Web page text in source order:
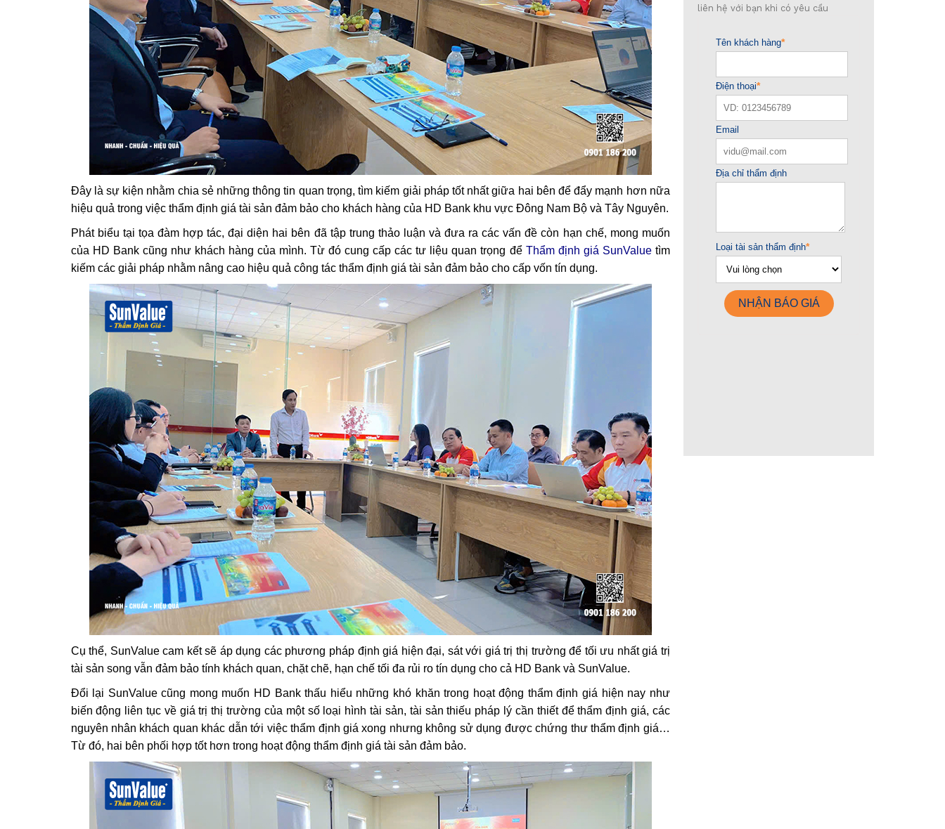
Đây là sự kiện nhằm chia sẻ những thông tin quan trọng, tìm kiếm giải pháp tốt nhất giữa hai bên để đẩy mạnh hơn nữa
hiệu quả trong việc thẩm định giá tài sản đảm bảo cho khách hàng của HD Bank khu vực Đông Nam Bộ và Tây Nguyên.
Phát biểu tại tọa đàm hợp tác, đại diện hai bên đã tập trung thảo luận và đưa ra các vấn đề còn hạn chế, mong muốn
của HD Bank cũng như khách hàng của mình. Từ đó cung cấp các tư liệu quan trọng để Thẩm định giá SunValuetìm
kiếm các giải pháp nhằm nâng cao hiệu quả công tác thẩm định giá tài sản đảm bảo cho cấp vốn tín dụng.
Cụ thể, SunValue cam kết sẽ áp dụng các phương pháp định giá hiện đại, sát với giá trị thị trường để tối ưu nhất giá trị
tài sản song vẫn đảm bảo tính khách quan, chặt chẽ, hạn chế tối đa rủi ro tín dụng cho cả HD Bank và SunValue.
Đổi lại SunValue cũng mong muốn HD Bank thấu hiểu những khó khăn trong hoạt động thẩm định giá hiện nay như
biến động liên tục về giá trị thị trường của một số loại hình tài sản, tài sản thiếu pháp lý cần thiết để thẩm định giá, các
nguyên nhân khách quan khác dẫn tới việc thẩm định giá xong nhưng không sử dụng được chứng thư thẩm định giá…
Từ đó, hai bên phối hợp tốt hơn trong hoạt động thẩm định giá tài sản đảm bảo.
liên hệ với bạn khi có yêu cầu